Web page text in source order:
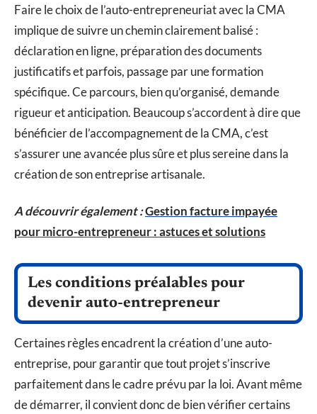
Faire le choix de l’auto-entrepreneuriat avec la CMA
implique de suivre un chemin clairement balisé :
déclaration en ligne, préparation des documents
justificatifs et parfois, passage par une formation
spécifique. Ce parcours, bien qu’organisé, demande
rigueur et anticipation. Beaucoup s’accordent à dire que
bénéficier de l’accompagnement de la CMA, c’est
s’assurer une avancée plus sûre et plus sereine dans la
création de son entreprise artisanale.
A découvrir également :Gestion facture impayée
pour micro-entrepreneur : astuces et solutions
Les conditions préalables pour
devenir auto-entrepreneur
Certaines règles encadrent la création d’une auto-
entreprise, pour garantir que tout projet s’inscrive
parfaitement dans le cadre prévu par la loi. Avant même
de démarrer, il convient donc de bien vérifier certains